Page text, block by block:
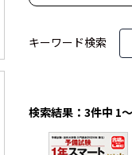
キーワード検索
検索結果：3件中 1